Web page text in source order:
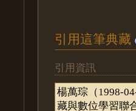
引用這筆典藏
引用資訊